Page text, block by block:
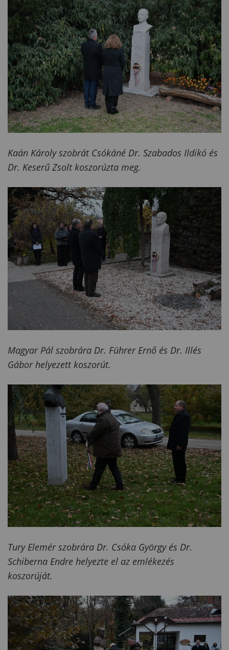
Kaán Károly szobrát Csókáné Dr. Szabados Ildikó és
Dr. Keserű Zsolt koszorúzta meg.
Magyar Pál szobrára Dr. Führer Ernő és Dr. Illés
Gábor helyezett koszorút.
Tury Elemér szobrára Dr. Csóka György és Dr.
Schiberna Endre helyezte el az emlékezés
koszorúját.